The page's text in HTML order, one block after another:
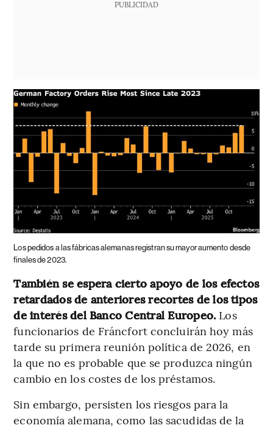
PUBLICIDAD
Los pedidos a las fábricas alemanas registran su mayor aumento desde
finales de 2023.
También se espera cierto apoyo de los efectos
retardados de anteriores recortes de los tipos
de interés del Banco Central Europeo. Los
funcionarios de Fráncfort concluirán hoy más
tarde su primera reunión política de 2026, en
la que no es probable que se produzca ningún
cambio en los costes de los préstamos.
Sin embargo, persisten los riesgos para la
economía alemana, como las sacudidas de la